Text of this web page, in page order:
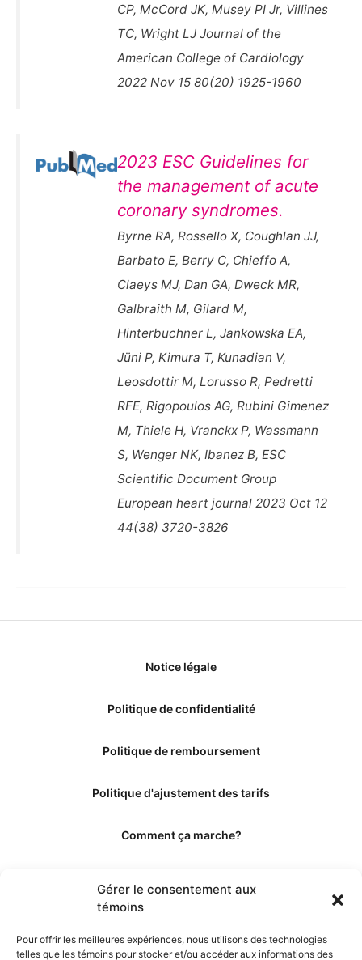
Gérer le consentement aux
témoins
Pour offrir les meilleures expériences, nous utilisons des technologies
telles que les témoins pour stocker et/ou accéder aux informations des
CP, McCord JK, Musey PI Jr, Villines
TC, Wright LJ Journal of the
American College of Cardiology
2022 Nov 15 80(20) 1925-1960
2023 ESC Guidelines for
the management of acute
coronary syndromes.
Byrne RA, Rossello X, Coughlan JJ,
Barbato E, Berry C, Chieffo A,
Claeys MJ, Dan GA, Dweck MR,
Galbraith M, Gilard M,
Hinterbuchner L, Jankowska EA,
Jüni P, Kimura T, Kunadian V,
Leosdottir M, Lorusso R, Pedretti
RFE, Rigopoulos AG, Rubini Gimenez
M, Thiele H, Vranckx P, Wassmann
S, Wenger NK, Ibanez B, ESC
Scientific Document Group
European heart journal 2023 Oct 12
44(38) 3720-3826
Notice légale
Politique de confidentialité
Politique de remboursement
Politique d'ajustement des tarifs
Comment ça marche?